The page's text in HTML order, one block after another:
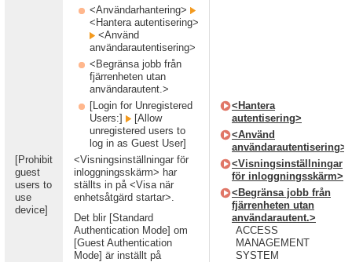
[Prohibit
guest
users to
use
device]
<Användarhantering>
<Hantera autentisering>
<Använd
användarautentisering>
<Begränsa jobb från
fjärrenheten utan
användarautent.>
[Login for Unregistered
Users:]
[Allow
unregistered users to
log in as Guest User]
<Visningsinställningar för
inloggningsskärm> har
ställts in på <Visa när
enhetsåtgärd startar>.
Det blir [Standard
Authentication Mode] om
[Guest Authentication
Mode] är inställt på
<Hantera
autentisering>
<Använd
användarautentisering>
<Visningsinställningar
för inloggningsskärm>
<Begränsa jobb från
fjärrenheten utan
användarautent.>
ACCESS
MANAGEMENT
SYSTEM